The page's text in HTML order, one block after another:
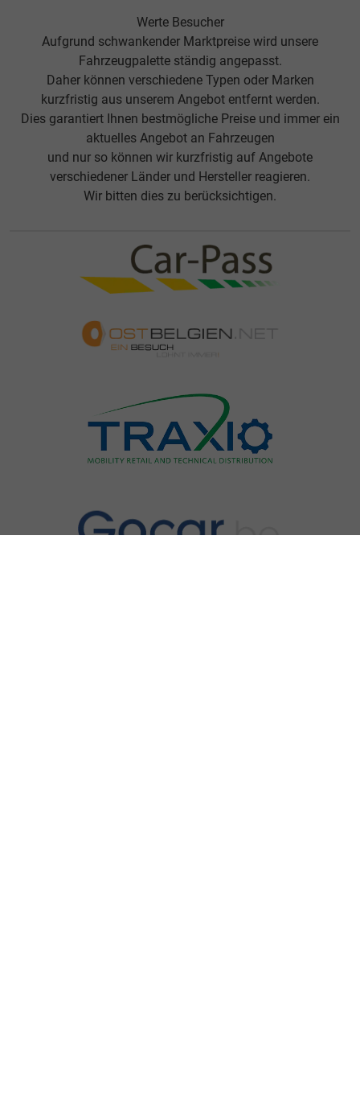
Werte Besucher
Aufgrund schwankender Marktpreise wird unsere
Fahrzeugpalette ständig angepasst.
Daher können verschiedene Typen oder Marken
kurzfristig aus unserem Angebot entfernt werden.
Dies garantiert Ihnen bestmögliche Preise und immer ein
aktuelles Angebot an Fahrzeugen
und nur so können wir kurzfristig auf Angebote
verschiedener Länder und Hersteller reagieren.
Wir bitten dies zu berücksichtigen.